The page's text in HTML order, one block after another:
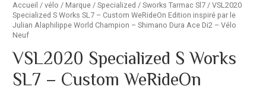
Accueil /vélo / Marque /Specialized /Sworks Tarmac Sl7 / VSL2020
Specialized S Works SL7 – Custom WeRideOn Edition inspiré par le
Julian Alaphilippe World Champion – Shimano Dura Ace Di2 – Vélo
Neuf
VSL2020 Specialized S Works
SL7 – Custom WeRideOn